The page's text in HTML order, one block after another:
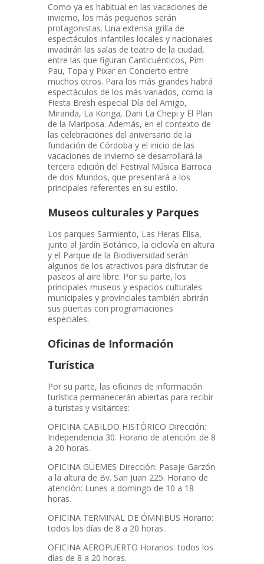
Como ya es habitual en las vacaciones de
invierno, los más pequeños serán
protagonistas. Una extensa grilla de
espectáculos infantiles locales y nacionales
invadirán las salas de teatro de la ciudad,
entre las que figuran Canticuénticos, Pim
Pau, Topa y Pixar en Concierto entre
muchos otros. Para los más grandes habrá
espectáculos de los más variados, como la
Fiesta Bresh especial Día del Amigo,
Miranda, La Konga, Dani La Chepi y El Plan
de la Mariposa. Además, en el contexto de
las celebraciones del aniversario de la
fundación de Córdoba y el inicio de las
vacaciones de invierno se desarrollará la
tercera edición del Festival Música Barroca
de dos Mundos, que presentará a los
principales referentes en su estilo.
Museos culturales y Parques
Los parques Sarmiento, Las Heras Elisa,
junto al Jardín Botánico, la ciclovía en altura
y el Parque de la Biodiversidad serán
algunos de los atractivos para disfrutar de
paseos al aire libre. Por su parte, los
principales museos y espacios culturales
municipales y provinciales también abrirán
sus puertas con programaciones
especiales.
Oficinas de Información
Turística
Por su parte, las oficinas de información
turística permanecerán abiertas para recibir
a turistas y visitantes:
OFICINA CABILDO HISTÓRICO Dirección:
Independencia 30. Horario de atención: de 8
a 20 horas.
OFICINA GÜEMES Dirección: Pasaje Garzón
a la altura de Bv. San Juan 225. Horario de
atención: Lunes a domingo de 10 a 18
horas.
OFICINA TERMINAL DE ÓMNIBUS Horario:
todos los días de 8 a 20 horas.
OFICINA AEROPUERTO Horarios: todos los
días de 8 a 20 horas.